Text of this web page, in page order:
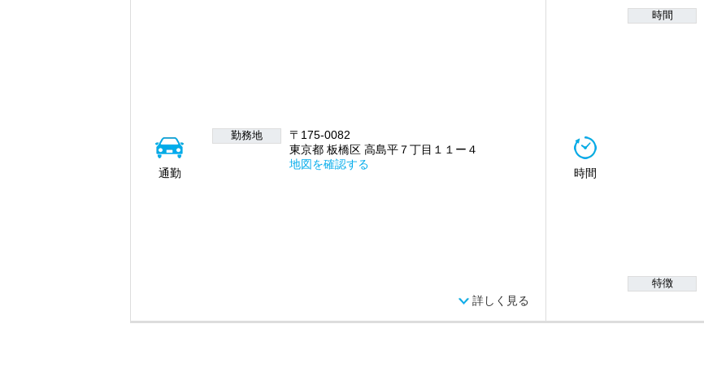
通勤
勤務地
〒175-0082
東京都 板橋区 高島平７丁目１１ー４
地図を確認する
詳しく見る
時間
時間
特徴